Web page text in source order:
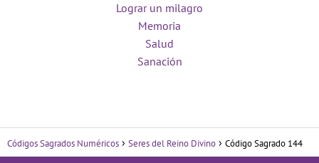
Lograr un milagro
Memoria
Salud
Sanación
Códigos Sagrados Numéricos Seres del Reino Divino Código Sagrado 144